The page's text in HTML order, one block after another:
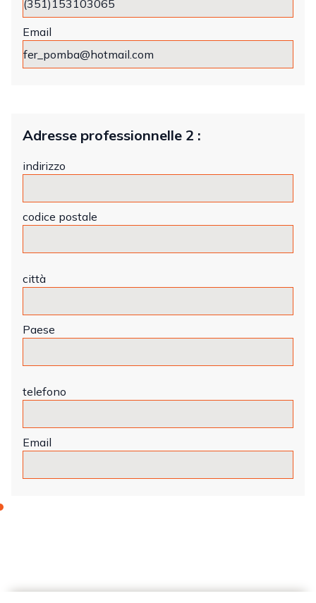
Email
Adresse professionnelle 2 :
indirizzo
codice postale
città
Paese
telefono
Email